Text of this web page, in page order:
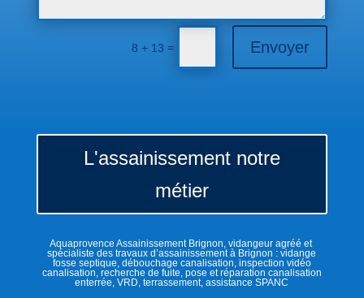
8 + 13 = Envoyer
L'assainissement notre
métier
Aquaprovence Assainissement Brignon, vidangeur agréé et
spécialiste des travaux d’assainissement à Brignon : vidange
fosse septique, débouchage canalisation, inspection vidéo
canalisation, recherche de fuite, pose et réparation canalisation
enterrée, VRD, terrassement, assistance SPANC